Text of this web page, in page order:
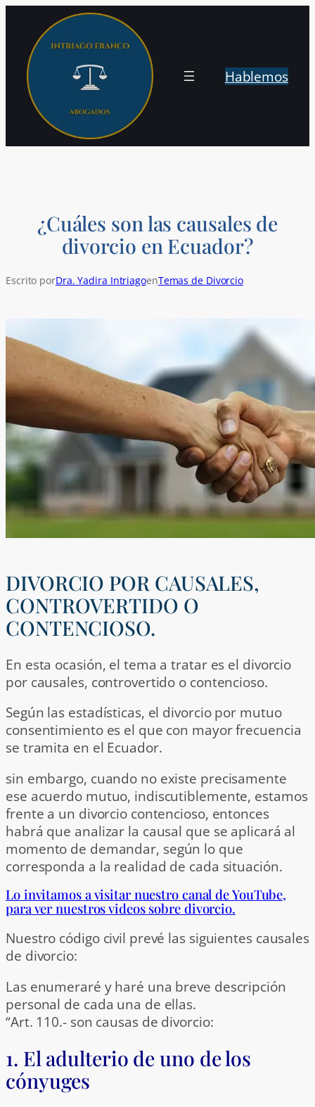
contenido
Hablemos
¿Cuáles son las causales de
divorcio en Ecuador?
Escrito porDra. Yadira IntriagoenTemas de Divorcio
DIVORCIO POR CAUSALES,
CONTROVERTIDO O
CONTENCIOSO.
En esta ocasión, el tema a tratar es el divorcio
por causales, controvertido o contencioso.
Según las estadísticas, el divorcio por mutuo
consentimiento es el que con mayor frecuencia
se tramita en el Ecuador.
sin embargo, cuando no existe precisamente
ese acuerdo mutuo, indiscutiblemente, estamos
frente a un divorcio contencioso, entonces
habrá que analizar la causal que se aplicará al
momento de demandar, según lo que
corresponda a la realidad de cada situación.
Lo invitamos a visitar nuestro canal de YouTube,
para ver nuestros videos sobre divorcio.
Nuestro código civil prevé las siguientes causales
de divorcio:
Las enumeraré y haré una breve descripción
personal de cada una de ellas.
“Art. 110.- son causas de divorcio:
1. El adulterio de uno de los
cónyuges